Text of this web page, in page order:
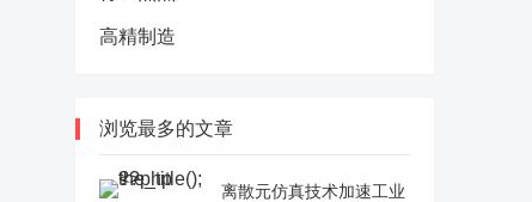
高精制造
浏览最多的文章
离散元仿真技术加速工业